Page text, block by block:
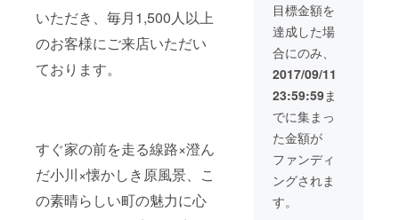
いただき、毎月1,500人以上
のお客様にご来店いただい
ております。
すぐ家の前を走る線路×澄ん
だ小川×懐かしき原風景、こ
の素晴らしい町の魅力に心
絵はが
きのデ
ザイン
の指定
はでき
ん。
オリジ
ナルブ
レン
ド 珈
琲豆１
００ｇ
』、
『もち
がせ週
末住
人 お
礼の絵
はが
hotori用
瀬 革
のコー
スター
』をペ
アで 、
用瀬町
内にて
珈琲豆
を焙煎
してお
られる
『自家
特別な
宴夕食
を作り
ま
す！』
、用瀬
町内で
オー
ダー靴
を作成
してお
られる
『ねじ
合わせ
て、
『体験
と民泊
もちが
せ暮ら
しの旅
人 ペ
ア宿泊
券×２日
分＆１
日で用
瀬を満
目標金額を
達成した場
合にのみ、
2017/09/11
23:59:59ま
でに集まっ
た金額が
ファンディ
ングされま
す。